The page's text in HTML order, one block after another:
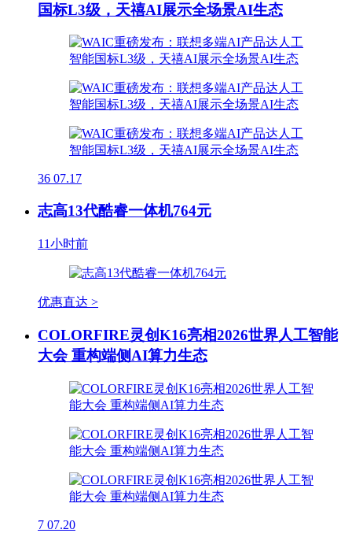
国标L3级，天禧AI展示全场景AI生态
36 07.17
志高13代酷睿一体机764元
11小时前
优惠直达 >
COLORFIRE灵创K16亮相2026世界人工智能
大会 重构端侧AI算力生态
7 07.20